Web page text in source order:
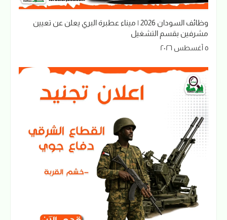
وظائف السودان 2026 | ميناء عطبرة البري يعلن عن تعيين
مشرفين بقسم التشغيل
٥ أغسطس ٢٠٢٦